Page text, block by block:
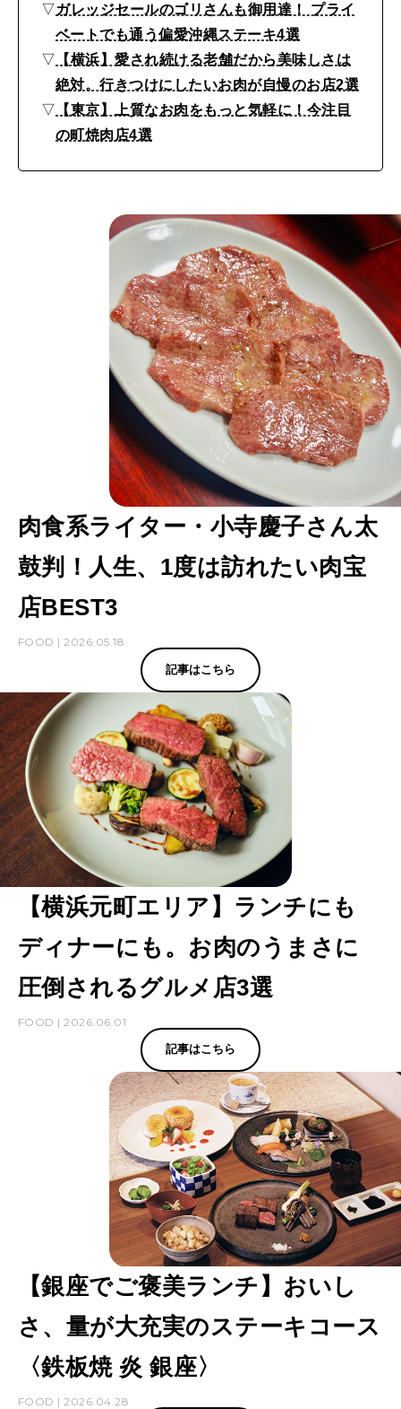
慶
京
町
焼
肉
ほ
▽ガレッジセールのゴリさんも御用達！ プライ
ベートでも通う偏愛沖縄ステーキ4選
▽ 【横浜】愛され続ける老舗だから美味しさは
絶対。行きつけにしたいお肉が自慢のお店2選
▽ 【東京】上質なお肉をもっと気軽に！今注目
の町焼肉店4選
肉食系ライター・小寺慶子さん太
鼓判！人生、1度は訪れたい肉宝
店BEST3
FOOD | 2026.05.18
記事はこちら
【横浜元町エリア】ランチにも
ディナーにも。お肉のうまさに
圧倒されるグルメ店3選
FOOD | 2026.06.01
記事はこちら
【銀座でご褒美ランチ】おいし
さ、量が大充実のステーキコース
〈鉄板焼 炎 銀座〉
FOOD | 2026.04.28